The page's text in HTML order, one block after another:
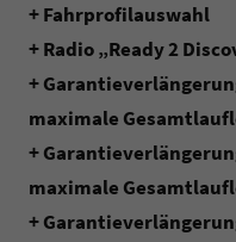
+ Fahrprofilauswahl
+ Radio „Ready 2
+
maximale
+
maximale
+